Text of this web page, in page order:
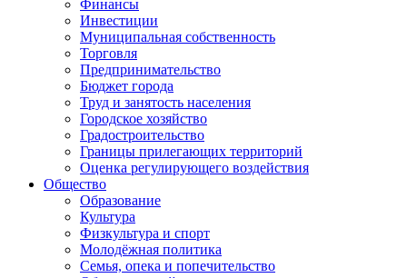
Финансы
Инвестиции
Муниципальная собственность
Торговля
Предпринимательство
Бюджет города
Труд и занятость населения
Городское хозяйство
Градостроительство
Границы прилегающих территорий
Оценка регулирующего воздействия
Общество
Образование
Культура
Физкультура и спорт
Молодёжная политика
Семья, опека и попечительство